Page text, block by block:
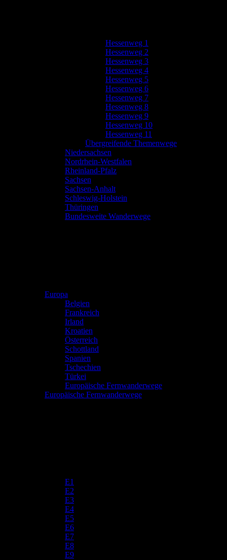
Hessenweg 1
Hessenweg 2
Hessenweg 3
Hessenweg 4
Hessenweg 5
Hessenweg 6
Hessenweg 7
Hessenweg 8
Hessenweg 9
Hessenweg 10
Hessenweg 11
Übergreifende Themenwege
Niedersachsen
Nordrhein-Westfalen
Rheinland-Pfalz
Sachsen
Sachsen-Anhalt
Schleswig-Holstein
Thüringen
Bundesweite Wanderwege
Europa
Belgien
Frankreich
Irland
Kroatien
Österreich
Schottland
Spanien
Tschechien
Türkei
Europäische Fernwanderwege
Europäische Fernwanderwege
E1
E2
E3
E4
E5
E6
E7
E8
E9